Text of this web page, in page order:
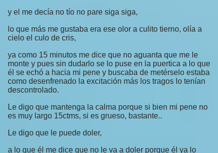
y el me decía no tío no pare siga siga,
lo que más me gustaba era ese olor a culito tierno, olía a
cielo el culo de cris,
ya como 15 minutos me dice que no aguanta que me le
monte y pues sin dudarlo se lo puse en la puertica a lo que
él se echó a hacia mi pene y buscaba de metérselo estaba
como desenfrenado la excitación más los tragos lo tenían
descontrolado.
Le digo que mantenga la calma porque si bien mi pene no
es muy largo 15ctms, si es grueso, bastante..
Le digo que le puede doler,
a lo que él me dice que no le va a doler porque él ya lo